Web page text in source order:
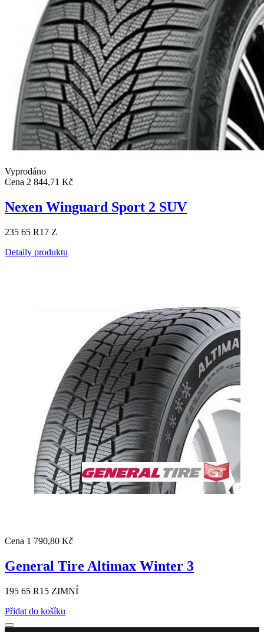
Vyprodáno
Cena 2 844,71 Kč
Nexen Winguard Sport 2 SUV
235 65 R17 Z
Detaily produktu
Cena 1 790,80 Kč
General Tire Altimax Winter 3
195 65 R15 ZIMNÍ
Přidat do košíku